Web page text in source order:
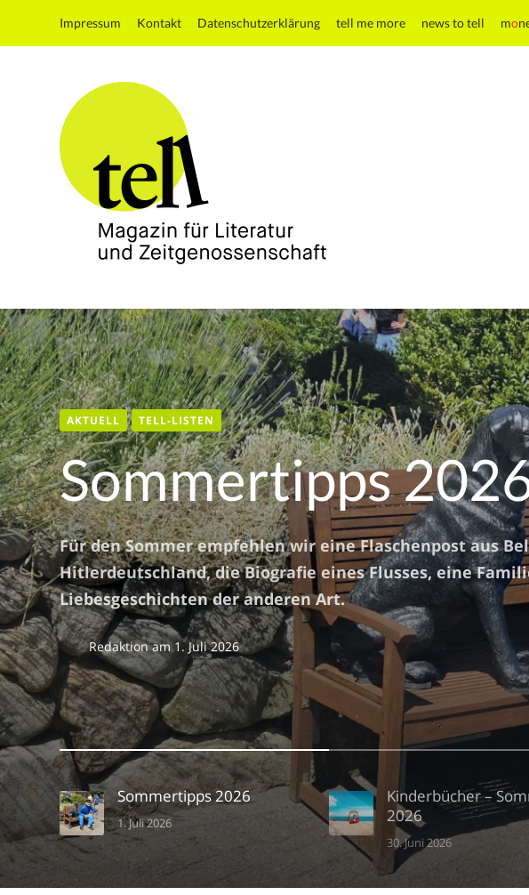
Impressum Kontakt Datenschutzerklärung tell me more news to tell mo
Magazin
für
Literatur
und
Zeitgenossenschaft
AKTUELL TELL-LISTEN
Sommertipps
Für den Sommer empfehlen wir eine Flaschenpost aus
Hitlerdeutschland, die Biografie eines Flusses, eine
Liebesgeschichten der anderen Art.
Redaktionam 1. Juli 2026
AKTUELL TELL-LISTEN
AKTUELL
AKTUELL
Sommertipps 2026
1. Juli 2026
Kinderbücher –
2026
30. Juni 2026